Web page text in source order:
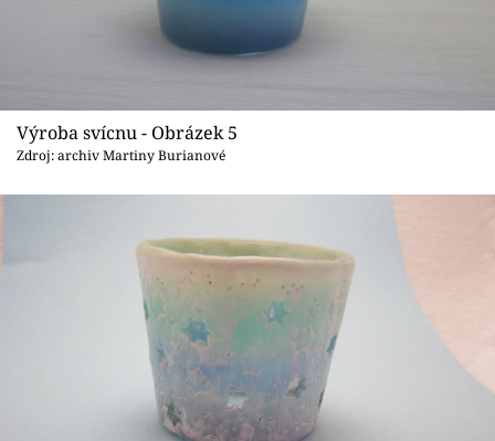
Výroba svícnu - Obrázek 5
Zdroj: archiv Martiny Burianové